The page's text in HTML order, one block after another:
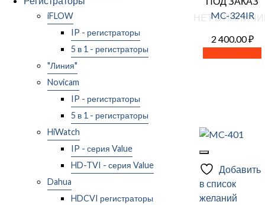
iFLOW
IP - регистраторы
5 в 1 - регистраторы
"Линия"
Novicam
IP - регистраторы
5 в 1 - регистраторы
HiWatch
IP - серия Value
HD-TVI - серия Value
Dahua
HDCVI регистраторы
НЕТ ВMC-324IR
2 400.00₽
Добавить
в список
желаний